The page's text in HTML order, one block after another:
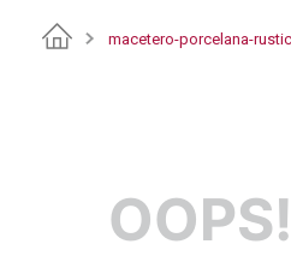
macetero-porcelana-
OOPS!